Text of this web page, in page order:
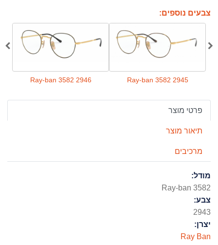
צבעים נוספים:
Ray-ban 3582 2945
Ray-ban 3582 2946
פרטי מוצר
תיאור מוצר
מרכיבים
מודל:
Ray-ban 3582
צבע:
2943
יצרן:
Ray Ban